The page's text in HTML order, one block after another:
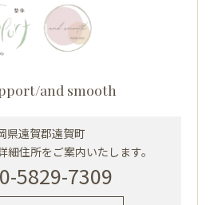
and smooth
県遠賀郡遠賀町
住所をご案内いたします。
5829-7309